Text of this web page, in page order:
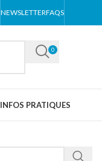
NEWSLETTERFAQS
0
INFOS PRATIQUES